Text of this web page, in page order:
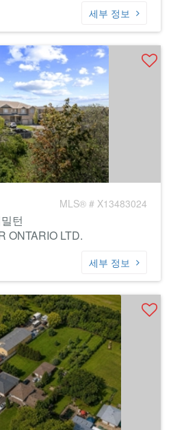
세부 정보
MLS® # X13483024
턴
ONTARIO LTD.
세부 정보